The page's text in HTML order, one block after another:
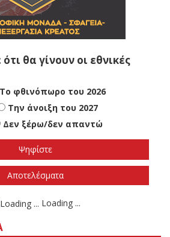
θα γίνουν οι εθνικές
Το φθινόπωρο του 2026
Την άνοιξη του 2027
Δεν ξέρω/δεν απαντώ